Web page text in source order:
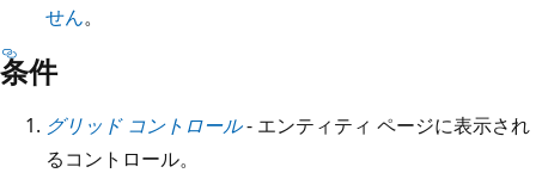
せん。
条件
グリッド コントロール- エンティティ ページに表示され
るコントロール。